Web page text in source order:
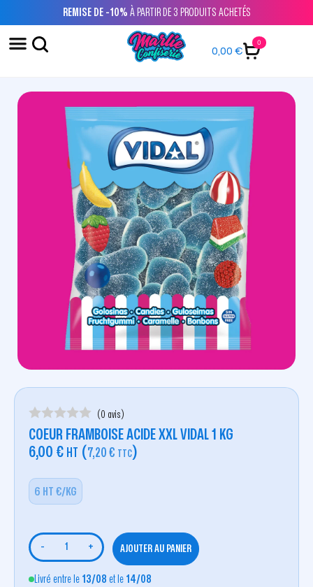
REMISE DE -10% À PARTIR DE 3 PRODUITS ACHETÉS
0,00€
0
(0 avis)
COEUR FRAMBOISE ACIDE XXL VIDAL 1 KG
6,00 € HT (7,20 € TTC)
6 HT €/KG
- + AJOUTER AU PANIER
Livré entre le 13/08 et le 14/08